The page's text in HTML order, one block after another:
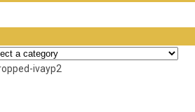
ivayp2